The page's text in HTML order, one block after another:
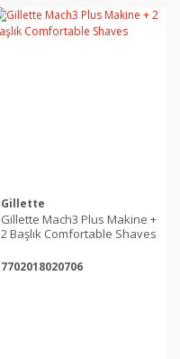
Gillette
Gillette Mach3 Plus Makine +
2 Başlık Comfortable Shaves
7702018020706